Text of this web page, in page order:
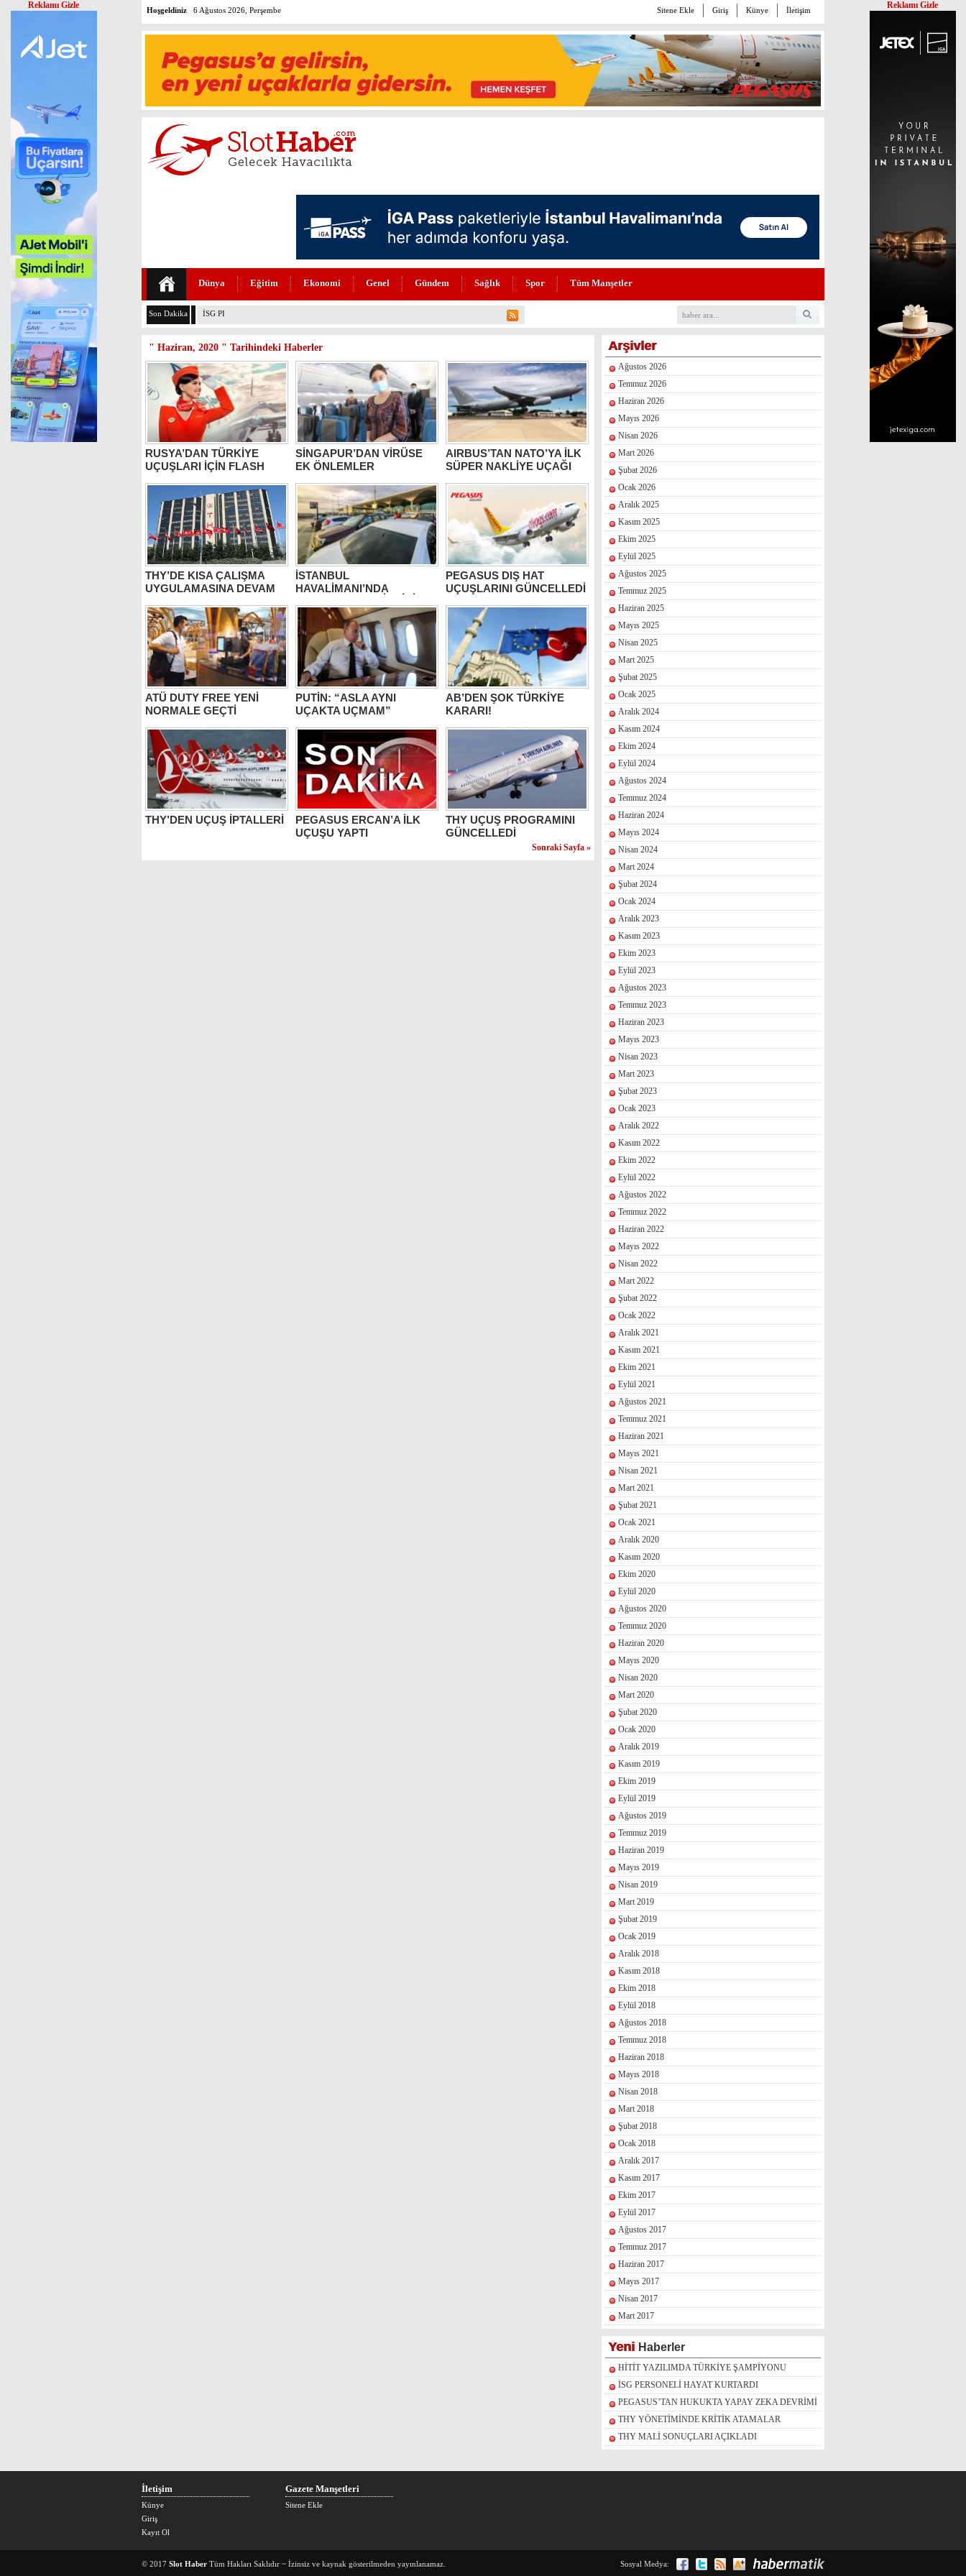
Hoşgeldiniz 6 Ağustos 2026, Perşembe Sitene Ekle Giriş Künye İletişim
Dünya Eğitim Ekonomi Genel Gündem Sağlık Spor Tüm Manşetler
Son Dakika İSG PERSONELİ HAYAT KURTARDI
" Haziran, 2020 " Tarihindeki Haberler
RUSYA’DAN TÜRKİYE
UÇUŞLARI İÇİN FLASH
SİNGAPUR’DAN VİRÜSE
EK ÖNLEMLER
AIRBUS’TAN NATO’YA İLK
SÜPER NAKLİYE UÇAĞI
THY’DE KISA ÇALIŞMA
UYGULAMASINA DEVAM
İSTANBUL
HAVALİMANI’NDA
PEGASUS DIŞ HAT
UÇUŞLARINI GÜNCELLEDİ
ATÜ DUTY FREE YENİ
NORMALE GEÇTİ
PUTİN: “ASLA AYNI
UÇAKTA UÇMAM”
AB’DEN ŞOK TÜRKİYE
KARARI!
THY’DEN UÇUŞ İPTALLERİ PEGASUS ERCAN’A İLK
UÇUŞU YAPTI
THY UÇUŞ PROGRAMINI
GÜNCELLEDİ
Sonraki Sayfa »
Arşivler
Ağustos 2026
Temmuz 2026
Haziran 2026
Mayıs 2026
Nisan 2026
Mart 2026
Şubat 2026
Ocak 2026
Aralık 2025
Kasım 2025
Ekim 2025
Eylül 2025
Ağustos 2025
Temmuz 2025
Haziran 2025
Mayıs 2025
Nisan 2025
Mart 2025
Şubat 2025
Ocak 2025
Aralık 2024
Kasım 2024
Ekim 2024
Eylül 2024
Ağustos 2024
Temmuz 2024
Haziran 2024
Mayıs 2024
Nisan 2024
Mart 2024
Şubat 2024
Ocak 2024
Aralık 2023
Kasım 2023
Ekim 2023
Eylül 2023
Ağustos 2023
Temmuz 2023
Haziran 2023
Mayıs 2023
Nisan 2023
Mart 2023
Şubat 2023
Ocak 2023
Aralık 2022
Kasım 2022
Ekim 2022
Eylül 2022
Ağustos 2022
Temmuz 2022
Haziran 2022
Mayıs 2022
Nisan 2022
Mart 2022
Şubat 2022
Ocak 2022
Aralık 2021
Kasım 2021
Ekim 2021
Eylül 2021
Ağustos 2021
Temmuz 2021
Haziran 2021
Mayıs 2021
Nisan 2021
Mart 2021
Şubat 2021
Ocak 2021
Aralık 2020
Kasım 2020
Ekim 2020
Eylül 2020
Ağustos 2020
Temmuz 2020
Haziran 2020
Mayıs 2020
Nisan 2020
Mart 2020
Şubat 2020
Ocak 2020
Aralık 2019
Kasım 2019
Ekim 2019
Eylül 2019
Ağustos 2019
Temmuz 2019
Haziran 2019
Mayıs 2019
Nisan 2019
Mart 2019
Şubat 2019
Ocak 2019
Aralık 2018
Kasım 2018
Ekim 2018
Eylül 2018
Ağustos 2018
Temmuz 2018
Haziran 2018
Mayıs 2018
Nisan 2018
Mart 2018
Şubat 2018
Ocak 2018
Aralık 2017
Kasım 2017
Ekim 2017
Eylül 2017
Ağustos 2017
Temmuz 2017
Haziran 2017
Mayıs 2017
Nisan 2017
Mart 2017
Yeni Haberler
HİTİT YAZILIMDA TÜRKİYE ŞAMPİYONU
İSG PERSONELİ HAYAT KURTARDI
PEGASUS’TAN HUKUKTA YAPAY ZEKA DEVRİMİ
THY YÖNETİMİNDE KRİTİK ATAMALAR
THY MALİ SONUÇLARI AÇIKLADI
İletişim
Künye
Giriş
Kayıt Ol
Gazete Manşetleri
Sitene Ekle
© 2017 Slot Haber Tüm Hakları Saklıdır ~ İzinsiz ve kaynak gösterilmeden yayınlanamaz. Sosyal Medya:
Reklamı Gizle
Reklamı Gizle